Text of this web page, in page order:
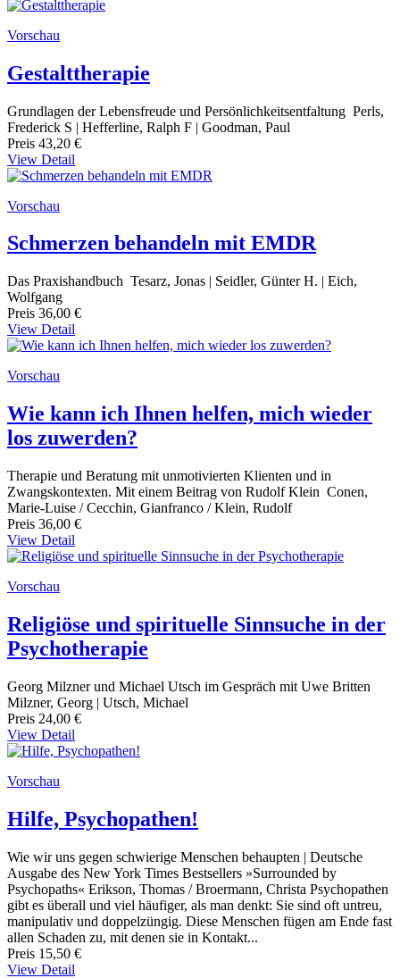
Vorschau
Gestalttherapie
Grundlagen der Lebensfreude und Persönlichkeitsentfaltung Perls,
Frederick S | Hefferline, Ralph F | Goodman, Paul
Preis 43,20 €
View Detail
Vorschau
Schmerzen behandeln mit EMDR
Das Praxishandbuch Tesarz, Jonas | Seidler, Günter H. | Eich,
Wolfgang
Preis 36,00 €
View Detail
Vorschau
Wie kann ich Ihnen helfen, mich wieder
los zuwerden?
Therapie und Beratung mit unmotivierten Klienten und in
Zwangskontexten. Mit einem Beitrag von Rudolf Klein Conen,
Marie-Luise / Cecchin, Gianfranco / Klein, Rudolf
Preis 36,00 €
View Detail
Vorschau
Religiöse und spirituelle Sinnsuche in der
Psychotherapie
Georg Milzner und Michael Utsch im Gespräch mit Uwe Britten
Milzner, Georg | Utsch, Michael
Preis 24,00 €
View Detail
Vorschau
Hilfe, Psychopathen!
Wie wir uns gegen schwierige Menschen behaupten | Deutsche
Ausgabe des New York Times Bestsellers »Surrounded by
Psychopaths« Erikson, Thomas / Broermann, Christa Psychopathen
gibt es überall und viel häufiger, als man denkt: Sie sind oft untreu,
manipulativ und doppelzüngig. Diese Menschen fügen am Ende fast
allen Schaden zu, mit denen sie in Kontakt...
Preis 15,50 €
View Detail